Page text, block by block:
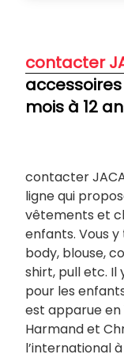
contacter
mois à 12
contacter
ligne qui
vêtements et
enfants. Vous
body, blouse,
shirt, pull etc. Il
pour les
est apparue en
Harmand et
l’international